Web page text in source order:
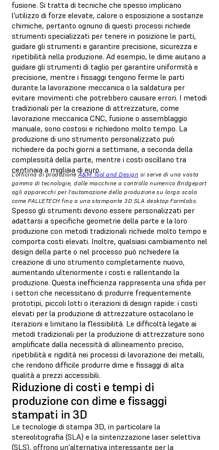
fusione. Si tratta di tecniche che spesso implicano
l'utilizzo di forze elevate, calore o esposizione a sostanze
chimiche, pertanto ognuno di questi processi richiede
strumenti specializzati per tenere in posizione le parti,
guidare gli strumenti e garantire precisione, sicurezza e
ripetibilità nella produzione. Ad esempio, le dime aiutano a
guidare gli strumenti di taglio per garantire uniformità e
precisione, mentre i fissaggi tengono ferme le parti
durante la lavorazione meccanica o la saldatura per
evitare movimenti che potrebbero causare errori. I metodi
tradizionali per la creazione di attrezzature, come
lavorazione meccanica CNC, fusione o assemblaggio
manuale, sono costosi e richiedono molto tempo. La
produzione di uno strumento personalizzato può
richiedere da pochi giorni a settimane, a seconda della
complessità della parte, mentre i costi oscillano tra
centinaia a migliaia di euro.
L'officina di produzioneA&M Tool and Design si serve di una vasta
gamma di tecnologie, dalle macchine a controllo numerico Bridgeport
agli apparecchi per l'automazione della produzione su larga scala
come PALLETECH fino a una stampante 3D SLA desktop Formlabs.
Spesso gli strumenti devono essere personalizzati per
adattarsi a specifiche geometrie della parte e la loro
produzione con metodi tradizionali richiede molto tempo e
comporta costi elevati. Inoltre, qualsiasi cambiamento nel
design della parte o nel processo può richiedere la
creazione di uno strumento completamente nuovo,
aumentando ulteriormente i costi e rallentando la
produzione. Questa inefficienza rappresenta una sfida per
i settori che necessitano di produrre frequentemente
prototipi, piccoli lotti o iterazioni di design rapide: i costi
elevati per la produzione di attrezzature ostacolano le
iterazioni e limitano la flessibilità. Le difficoltà legate ai
metodi tradizionali per la produzione di attrezzature sono
amplificate dalla necessità di allineamento preciso,
ripetibilità e rigidità nei processi di lavorazione dei metalli,
che rendono difficile produrre dime e fissaggi di alta
qualità a prezzi accessibili.
Riduzione di costi e tempi di
produzione con dime e fissaggi
stampati in 3D
Le tecnologie di stampa 3D, in particolare la
stereolitografia (SLA) e la sinterizzazione laser selettiva
(SLS), offrono un'alternativa interessante per la